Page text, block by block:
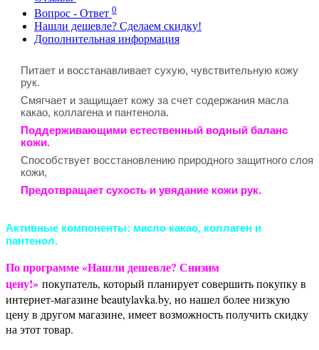
Вопрос - Ответ 0
Нашли дешевле? Сделаем скидку!
Дополнительная информация
Питает и восстанавливает сухую, чувствительную кожу
рук.
Смягчает и защищает кожу за счет содержания масла
какао, коллагена и пантенола.
Поддерживающими естественный водный баланс
кожи.
Способствует восстановлению природного защитного слоя
кожи,
Предотвращает сухость и увядание кожи рук.
Активные компоненты: масло какао, коллаген и
пантенол.
По программе «Нашли дешевле? Снизим
цену!» покупатель, который планирует совершить покупку в
интернет-магазине beautylavka.by, но нашел более низкую
цену в другом магазине, имеет возможность получить скидку
на этот товар.